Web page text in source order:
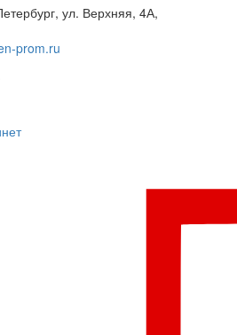
ул. Верхняя, 4А,
prom.ru